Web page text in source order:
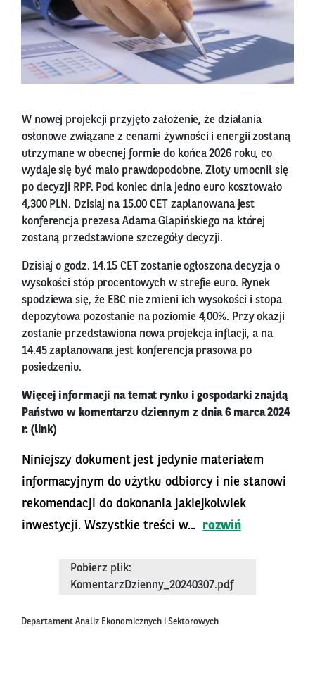
W nowej projekcji przyjęto założenie, że działania
osłonowe związane z cenami żywności i energii zostaną
utrzymane w obecnej formie do końca 2026 roku, co
wydaje się być mało prawdopodobne. Złoty umocnił się
po decyzji RPP. Pod koniec dnia jedno euro kosztowało
4,300 PLN. Dzisiaj na 15.00 CET zaplanowana jest
konferencja prezesa Adama Glapińskiego na której
zostaną przedstawione szczegóły decyzji.
Dzisiaj o godz. 14.15 CET zostanie ogłoszona decyzja o
wysokości stóp procentowych w strefie euro. Rynek
spodziewa się, że EBC nie zmieni ich wysokości i stopa
depozytowa pozostanie na poziomie 4,00%. Przy okazji
zostanie przedstawiona nowa projekcja inflacji, a na
14.45 zaplanowana jest konferencja prasowa po
posiedzeniu.
Więcej informacji na temat rynku i gospodarki znajdą
Państwo w komentarzu dziennym z dnia 6 marca 2024
r. (link)
Niniejszy dokument jest jedynie materiałem
informacyjnym do użytku odbiorcy i nie stanowi
rekomendacji do dokonania jakiejkolwiek
inwestycji. Wszystkie treści w...
rozwiń
Pobierz plik:
KomentarzDzienny_20240307.pdf
Departament Analiz Ekonomicznych i Sektorowych